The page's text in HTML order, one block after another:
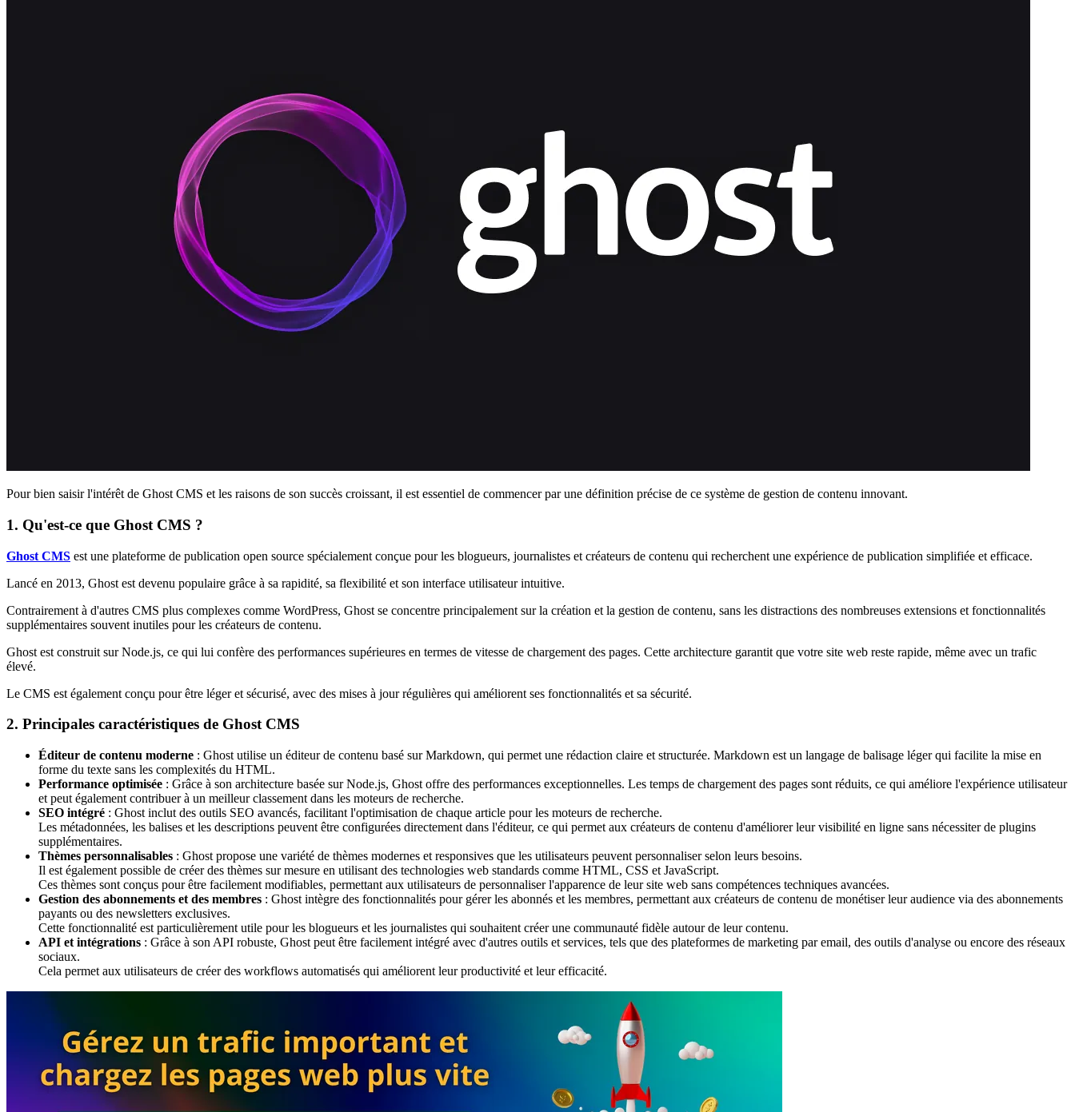
Pour bien saisir l'intérêt de Ghost CMS et les raisons de son succès croissant, il est essentiel de commencer par une définition précise de ce système de gestion de contenu innovant.
1. Qu'est-ce que Ghost CMS ?
Ghost CMS est une plateforme de publication open source spécialement conçue pour les blogueurs, journalistes et créateurs de contenu qui recherchent une expérience de publication simplifiée et efficace.
Lancé en 2013, Ghost est devenu populaire grâce à sa rapidité, sa flexibilité et son interface utilisateur intuitive.
Contrairement à d'autres CMS plus complexes comme WordPress, Ghost se concentre principalement sur la création et la gestion de contenu, sans les distractions des nombreuses extensions et fonctionnalités
supplémentaires souvent inutiles pour les créateurs de contenu.
Ghost est construit sur Node.js, ce qui lui confère des performances supérieures en termes de vitesse de chargement des pages. Cette architecture garantit que votre site web reste rapide, même avec un trafic
élevé.
Le CMS est également conçu pour être léger et sécurisé, avec des mises à jour régulières qui améliorent ses fonctionnalités et sa sécurité.
2. Principales caractéristiques de Ghost CMS
Éditeur de contenu moderne : Ghost utilise un éditeur de contenu basé sur Markdown, qui permet une rédaction claire et structurée. Markdown est un langage de balisage léger qui facilite la mise en
forme du texte sans les complexités du HTML.
Performance optimisée : Grâce à son architecture basée sur Node.js, Ghost offre des performances exceptionnelles. Les temps de chargement des pages sont réduits, ce qui améliore l'expérience utilisateur
et peut également contribuer à un meilleur classement dans les moteurs de recherche.
SEO intégré : Ghost inclut des outils SEO avancés, facilitant l'optimisation de chaque article pour les moteurs de recherche.
Les métadonnées, les balises et les descriptions peuvent être configurées directement dans l'éditeur, ce qui permet aux créateurs de contenu d'améliorer leur visibilité en ligne sans nécessiter de plugins
supplémentaires.
Thèmes personnalisables : Ghost propose une variété de thèmes modernes et responsives que les utilisateurs peuvent personnaliser selon leurs besoins.
Il est également possible de créer des thèmes sur mesure en utilisant des technologies web standards comme HTML, CSS et JavaScript.
Ces thèmes sont conçus pour être facilement modifiables, permettant aux utilisateurs de personnaliser l'apparence de leur site web sans compétences techniques avancées.
Gestion des abonnements et des membres : Ghost intègre des fonctionnalités pour gérer les abonnés et les membres, permettant aux créateurs de contenu de monétiser leur audience via des abonnements
payants ou des newsletters exclusives.
Cette fonctionnalité est particulièrement utile pour les blogueurs et les journalistes qui souhaitent créer une communauté fidèle autour de leur contenu.
API et intégrations : Grâce à son API robuste, Ghost peut être facilement intégré avec d'autres outils et services, tels que des plateformes de marketing par email, des outils d'analyse ou encore des réseaux
sociaux.
Cela permet aux utilisateurs de créer des workflows automatisés qui améliorent leur productivité et leur efficacité.